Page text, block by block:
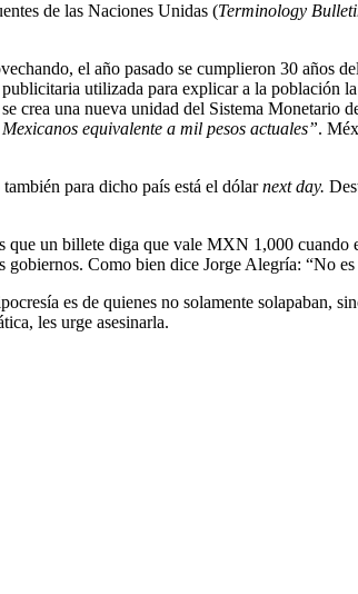
de las Naciones Unidas (Terminology
el año pasado se cumplieron 30 años
utilizada para explicar a la población
crea una nueva unidad del Sistema Monetario
equivalente a mil pesos actuales”.
para dicho país está el dólarnext day.
un billete diga que vale MXN 1,000
Como bien dice Jorge Alegría: “No
es de quienes no solamente solapaban,
les urge asesinarla.